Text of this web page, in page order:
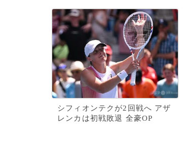
シフィオンテクが2回戦へ アザ
レンカは初戦敗退 全豪OP